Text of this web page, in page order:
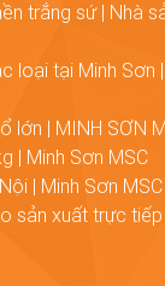
trắng sứ | Nhà
loại tại Minh Sơn
lớn | MINH SƠN
| Minh Sơn MSC
| Minh Sơn MSC
sản xuất trực